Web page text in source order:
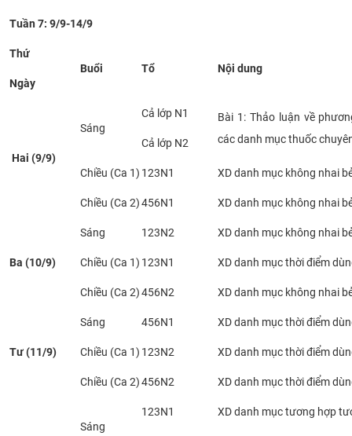
Tuần 7: 9/9-14/9
Thứ
Buổi
Tổ
Nội dung
Ngày
Hai (9/9)
Sáng
Cả lớp N1
Bài 1: Thảo luận về
các danh mục thuốc
Cả lớp N2
Chiều (Ca 1) 123N1 XD danh mục không nhai
Chiều (Ca 2)456N1 XD danh mục không nhai
Ba (10/9)
Sáng 123N2 XD danh mục không nhai
Chiều (Ca 1) 123N1 XD danh mục thời điểm
Chiều (Ca 2)456N2 XD danh mục không nhai
Tư (11/9)
Sáng 456N1 XD danh mục thời điểm
Chiều (Ca 1) 123N2 XD danh mục thời điểm
Chiều (Ca 2)456N2 XD danh mục thời điểm
Sáng
123N1 XD danh mục tương hợp